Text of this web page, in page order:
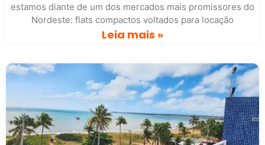
estamos diante de um dos mercados mais promissores do
Nordeste: flats compactos voltados para locação
Leia mais »